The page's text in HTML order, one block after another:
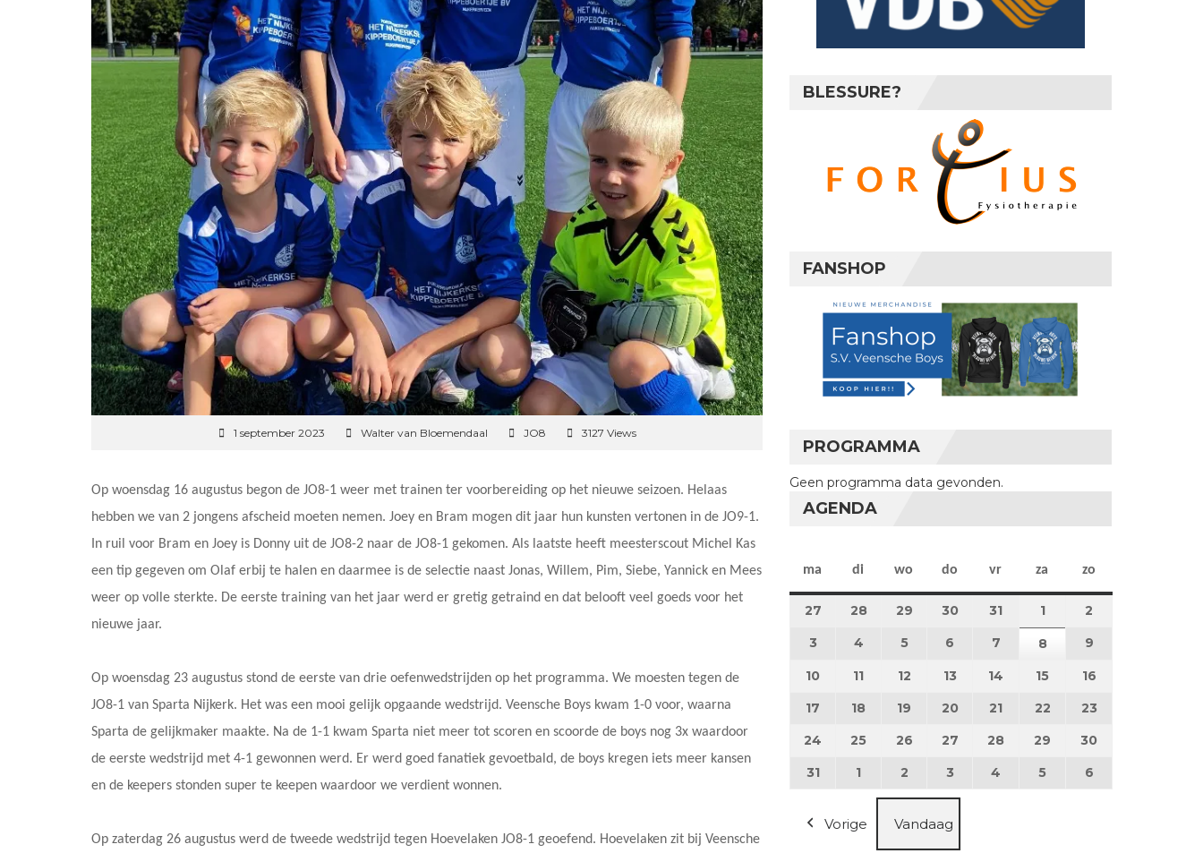
1 september 2023 Walter van Bloemendaal JO8 3127 Views
Op woensdag 16 augustus begon de JO8-1 weer met trainen ter voorbereiding op het nieuwe seizoen. Helaas
hebben we van 2 jongens afscheid moeten nemen. Joey en Bram mogen dit jaar hun kunsten vertonen in de JO9-1.
In ruil voor Bram en Joey is Donny uit de JO8-2 naar de JO8-1 gekomen. Als laatste heeft meesterscout Michel Kas
een tip gegeven om Olaf erbij te halen en daarmee is de selectie naast Jonas, Willem, Pim, Siebe, Yannick en Mees
weer op volle sterkte. De eerste training van het jaar werd er gretig getraind en dat belooft veel goeds voor het
nieuwe jaar.
Op woensdag 23 augustus stond de eerste van drie oefenwedstrijden op het programma. We moesten tegen de
JO8-1 van Sparta Nijkerk. Het was een mooi gelijk opgaande wedstrijd. Veensche Boys kwam 1-0 voor, waarna
Sparta de gelijkmaker maakte. Na de 1-1 kwam Sparta niet meer tot scoren en scoorde de boys nog 3x waardoor
de eerste wedstrijd met 4-1 gewonnen werd. Er werd goed fanatiek gevoetbald, de boys kregen iets meer kansen
en de keepers stonden super te keepen waardoor we verdient wonnen.
Op zaterdag 26 augustus werd de tweede wedstrijd tegen Hoevelaken JO8-1 geoefend. Hoevelaken zit bij Veensche
BLESSURE?
FANSHOP
PROGRAMMA
Geen programma data gevonden.
AGENDA
ma maandag
di dinsdag
wo woensdag
do donderdag
vr vrijdag
za zaterdag
zo
27 27 juli 2026
28 28 juli 2026
29 29 juli 2026
3030 juli 2026
31 31 juli 2026
11 augustus 2026
2
3 3 augustus 2026
4 4 augustus 2026
55 augustus 2026
6 6 augustus 2026
7 7 augustus 2026
88 augustus 2026
9
10 10 augustus 2026
11 11 augustus 2026
12 12 augustus 2026
13 13 augustus 2026
14 14 augustus 2026
15 15 augustus 2026
16
17 17 augustus 2026
18 18 augustus 2026
19 19 augustus 2026
20 20 augustus 2026
21 21 augustus 2026
22 22 augustus 2026
23
24 24 augustus 2026
25 25 augustus 2026
26 26 augustus 2026
27 27 augustus 2026
28 28 augustus 2026
29 29 augustus 2026
30
3131 augustus 2026
1 1 september 2026
2 2 september 2026
3 3 september 2026
4 4 september 2026
5 5 september 2026
6
Vorige Vandaag